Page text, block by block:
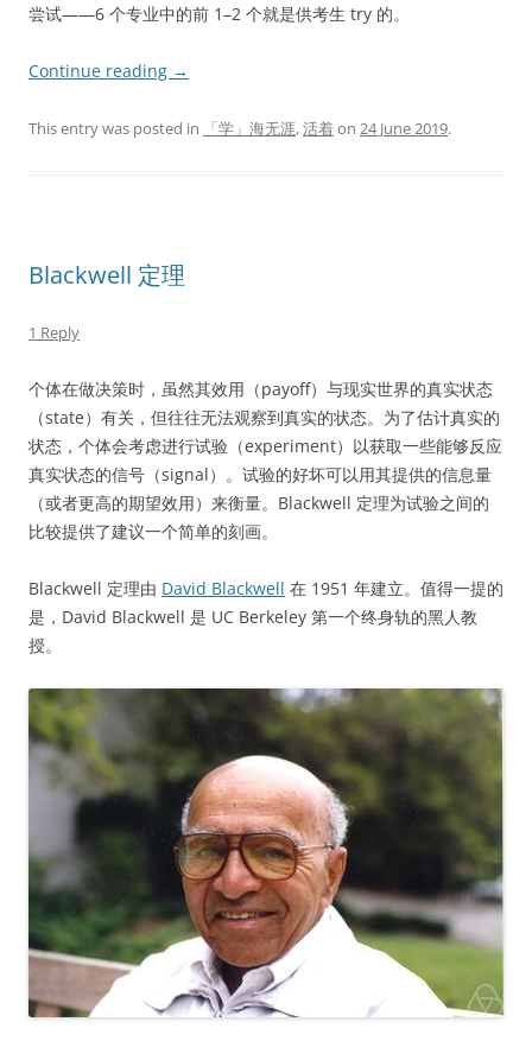
尝试——6 个专业中的前 1–2 个就是供考生 try 的。
Continue reading →
This entry was posted in 「学」海无涯,活着on 24 June 2019.
Blackwell 定理
1 Reply
个体在做决策时，虽然其效用（payoff）与现实世界的真实状态
（state）有关，但往往无法观察到真实的状态。为了估计真实的
状态，个体会考虑进行试验（experiment）以获取一些能够反应
真实状态的信号（signal）。试验的好坏可以用其提供的信息量
（或者更高的期望效用）来衡量。Blackwell 定理为试验之间的
比较提供了建议一个简单的刻画。
Blackwell 定理由 David Blackwell 在 1951 年建立。值得一提的
是，David Blackwell 是 UC Berkeley 第一个终身轨的黑人教
授。